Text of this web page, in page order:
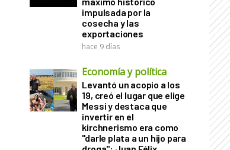
impulsada por la
cosecha y las
exportaciones
hace 9 días
Economía y política
Levantó un acopio a los
19, creó el lugar que elige
Messi y destaca que
invertir en el
kirchnerismo era como
"darle plata a un hijo para